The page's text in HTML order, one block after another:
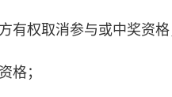
有权取消参与或中奖资格
格；